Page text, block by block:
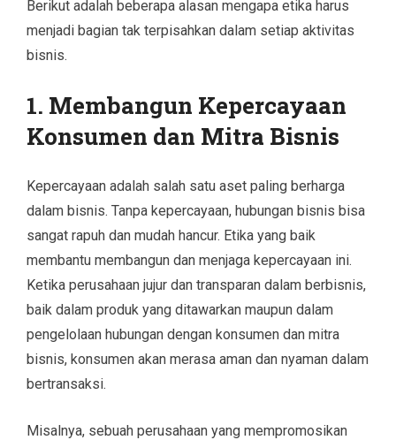
Berikut adalah beberapa alasan mengapa etika harus
menjadi bagian tak terpisahkan dalam setiap aktivitas
bisnis.
1. Membangun Kepercayaan
Konsumen dan Mitra Bisnis
Kepercayaan adalah salah satu aset paling berharga
dalam bisnis. Tanpa kepercayaan, hubungan bisnis bisa
sangat rapuh dan mudah hancur. Etika yang baik
membantu membangun dan menjaga kepercayaan ini.
Ketika perusahaan jujur dan transparan dalam berbisnis,
baik dalam produk yang ditawarkan maupun dalam
pengelolaan hubungan dengan konsumen dan mitra
bisnis, konsumen akan merasa aman dan nyaman dalam
bertransaksi.
Misalnya, sebuah perusahaan yang mempromosikan